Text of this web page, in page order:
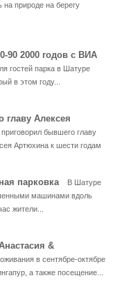
на природе на берегу
90 2000 годов с ВИА
гостей парка в Шатуре
в этом году...
главу Алексея
бывшего главу
Артюхина к шести годам
парковка
В Шатуре
машинами вдоль
жители...
&
в сентябре-октябре
а также посещение...